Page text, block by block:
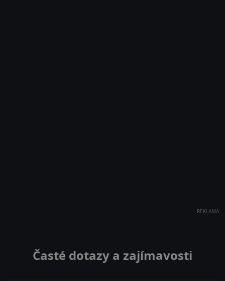
REKLAMA
Časté dotazy a zajímavosti